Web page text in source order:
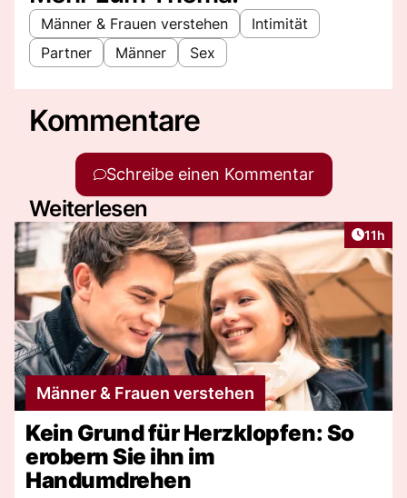
Männer & Frauen verstehen
Intimität
Partner
Männer Sex
Kommentare
Schreibe einen Kommentar
Weiterlesen
11h
Männer & Frauen verstehen
Kein Grund für Herzklopfen: So
erobern Sie ihn im
Handumdrehen